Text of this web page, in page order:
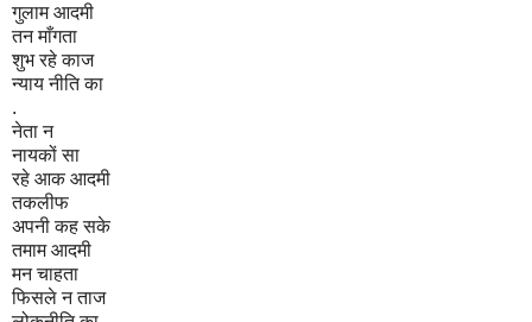
गुलाम आदमी
तन माँगता
शुभ रहे काज
न्याय नीति का
.
नेता न
नायकों सा
रहे आक आदमी
तकलीफ
अपनी कह सके
तमाम आदमी
मन चाहता
फिसले न ताज